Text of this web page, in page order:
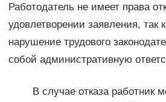
Работодатель не имеет права
удовлетворении заявления, так
нарушение трудового
собой административную
В случае отказа работник